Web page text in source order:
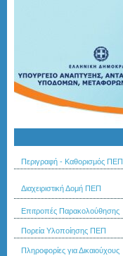
Περιγραφή - Καθορισμός ΠΕΠ
Διαχειριστική Δομή ΠΕΠ
Επιτροπές Παρακολούθησης
Πορεία Υλοποίησης ΠΕΠ
Πληροφορίες για Δικαιούχους